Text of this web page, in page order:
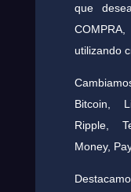
que
utilizando
Bitcoin,
Ripple,
Money,